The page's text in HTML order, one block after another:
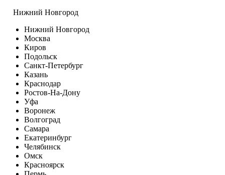
Нижний Новгород
Нижний Новгород
Москва
Киров
Подольск
Санкт-Петербург
Казань
Краснодар
Ростов-На-Дону
Уфа
Воронеж
Волгоград
Самара
Екатеринбург
Челябинск
Омск
Красноярск